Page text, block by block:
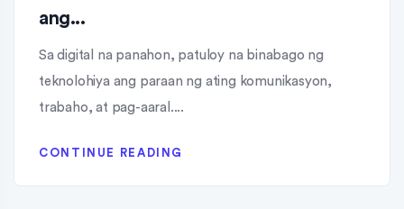
ang...
Sa digital na panahon, patuloy na binabago ng
teknolohiya ang paraan ng ating komunikasyon,
trabaho, at pag-aaral....
CONTINUE READING